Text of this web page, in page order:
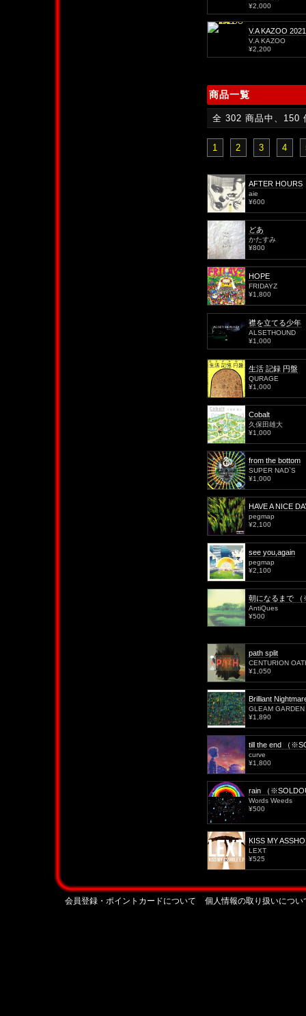
¥2,000
V.A KAZOO 2021
V.A KAZOO
¥2,200
商品一覧
全 302 商品中、150
1 2 3 4
AFTER HOURS
aie
¥600
どあ
かたすみ
¥800
HOPE
FRIDAYZ
¥1,800
襟を立てる少年
ALSETHOUND
¥1,000
生活 記録 円盤
QURAGE
¥1,000
Cobalt
久保田雄大
¥1,000
from the bottom
SUPER NAD`S
¥1,000
HAVE A NICE
pegmap
¥2,100
see you,again
pegmap
¥2,100
朝になるまで
AntiQues
¥500
path split
CENTURION
¥1,050
Brilliant
GLEAM GARDEN
¥1,890
till the end （
curve
¥1,800
rain （
Words Weeds
¥500
KISS MY
LEXT
¥525
会員登録・ポイントカードについて 個人情報の取り扱いについ